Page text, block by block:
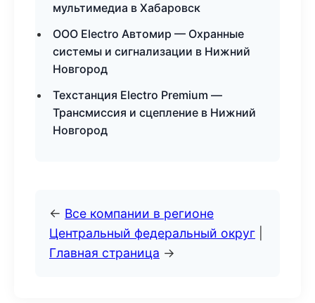
мультимедиа в Хабаровск
ООО Electro Автомир — Охранные
системы и сигнализации в Нижний
Новгород
Техстанция Electro Premium —
Трансмиссия и сцепление в Нижний
Новгород
← Все компании в регионе
Центральный федеральный округ
Главная страница →